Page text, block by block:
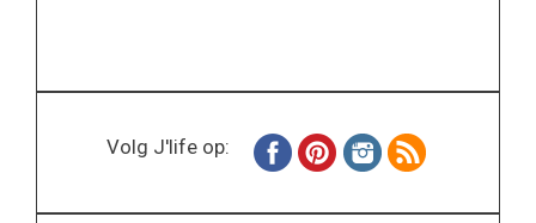
Volg J'life op: